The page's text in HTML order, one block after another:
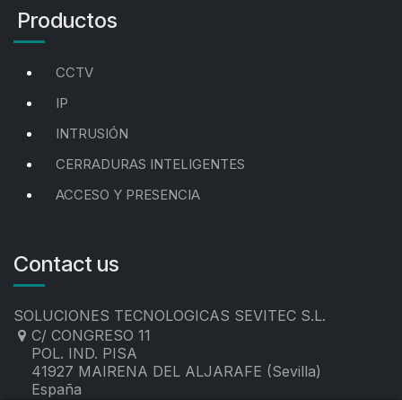
Productos
CCTV
IP
INTRUSIÓN
CERRADURAS INTELIGENTES
ACCESO Y PRESENCIA
Contact us
SOLUCIONES TECNOLOGICAS SEVITEC S.L.
C/ CONGRESO 11
POL. IND. PISA
41927 MAIRENA DEL ALJARAFE (Sevilla)
España